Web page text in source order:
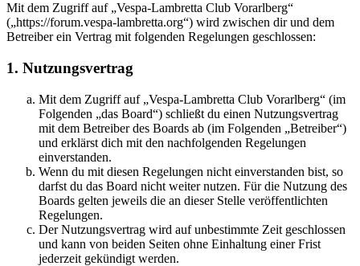
Mit dem Zugriff auf „Vespa-Lambretta Club Vorarlberg“
(„https://forum.vespa-lambretta.org“) wird zwischen dir und dem
Betreiber ein Vertrag mit folgenden Regelungen geschlossen:
1. Nutzungsvertrag
Mit dem Zugriff auf „Vespa-Lambretta Club Vorarlberg“ (im
Folgenden „das Board“) schließt du einen Nutzungsvertrag
mit dem Betreiber des Boards ab (im Folgenden „Betreiber“)
und erklärst dich mit den nachfolgenden Regelungen
einverstanden.
Wenn du mit diesen Regelungen nicht einverstanden bist, so
darfst du das Board nicht weiter nutzen. Für die Nutzung des
Boards gelten jeweils die an dieser Stelle veröffentlichten
Regelungen.
Der Nutzungsvertrag wird auf unbestimmte Zeit geschlossen
und kann von beiden Seiten ohne Einhaltung einer Frist
jederzeit gekündigt werden.